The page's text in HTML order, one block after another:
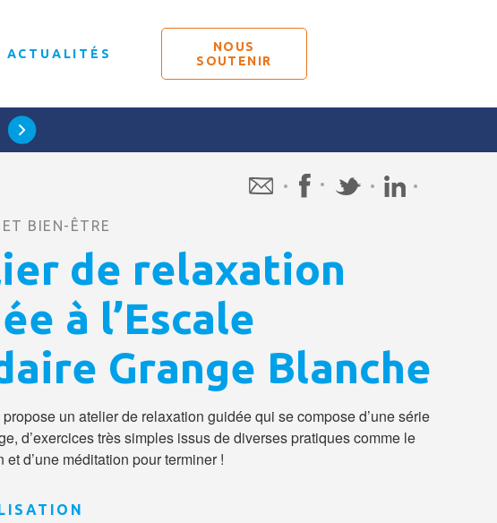
ACTUALITÉS
NOUS
SOUTENIR
BIEN-ÊTRE
de relaxation
à l’Escale
Grange Blanche
un atelier de relaxation guidée qui se compose d’une série
d’exercices très simples issus de diverses pratiques comme le
et d’une méditation pour terminer !